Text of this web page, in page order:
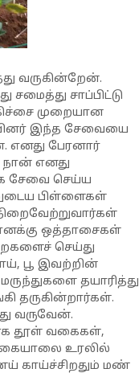
வருகின்றேன்.
சமைத்து சாப்பிட்டு
முறையான
இந்த சேவையை
எனது பேரனார்
நான் எனது
சேவை செய்ய
பிள்ளைகள்
ஒத்தாசைகள்
செய்து
பூ இவற்றின்
தயாரித்து
தருகின்றார்கள்.
வருவேன்.
தூள் வகைகள்,
உரலில்
காய்ச்சிறதும் மண்